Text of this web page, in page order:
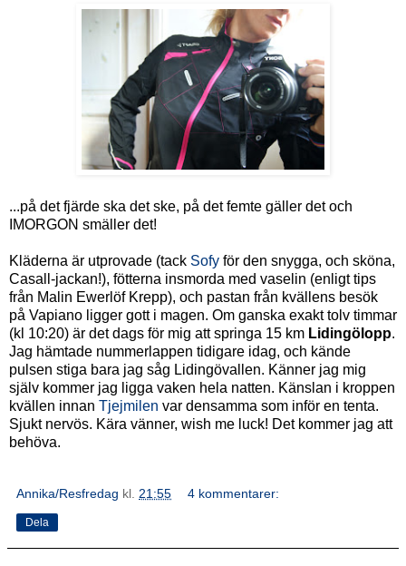
...på det fjärde ska det ske, på det femte gäller det och
IMORGON smäller det!
Kläderna är utprovade (tack Sofy för den snygga, och sköna,
Casall-jackan!), fötterna insmorda med vaselin (enligt tips
från Malin Ewerlöf Krepp), och pastan från kvällens besök
på Vapiano ligger gott i magen. Om ganska exakt tolv timmar
(kl 10:20) är det dags för mig att springa 15 km Lidingölopp.
Jag hämtade nummerlappen tidigare idag, och kände
pulsen stiga bara jag såg Lidingövallen. Känner jag mig
själv kommer jag ligga vaken hela natten. Känslan i kroppen
kvällen innan Tjejmilen var densamma som inför en tenta.
Sjukt nervös. Kära vänner, wish me luck! Det kommer jag att
behöva.
Annika/Resfredag kl. 21:55 4 kommentarer:
Dela